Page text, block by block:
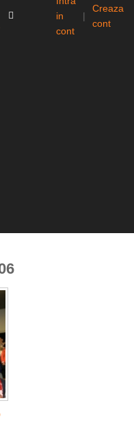
in
cont
|
Creaza
cont